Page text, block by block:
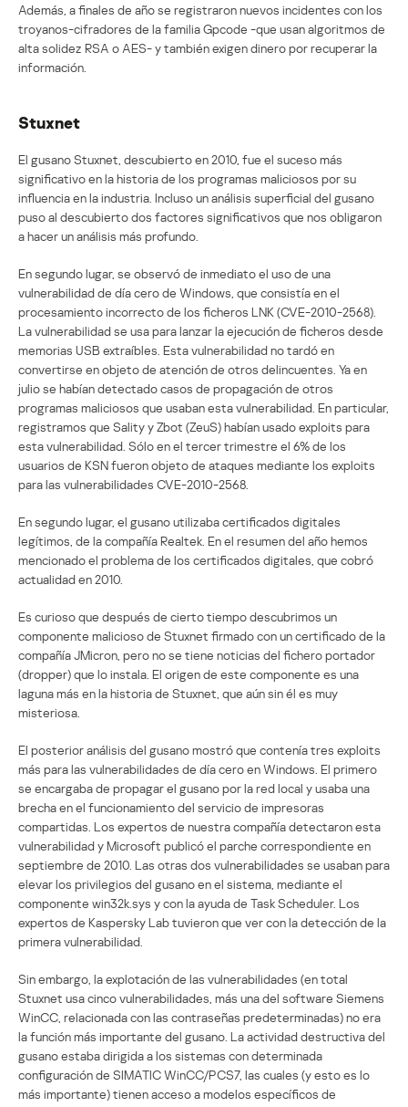
Además, a finales de año se registraron nuevos incidentes con los
troyanos-cifradores de la familia Gpcode -que usan algoritmos de
alta solidez RSA o AES- y también exigen dinero por recuperar la
información.
Stuxnet
El gusano Stuxnet, descubierto en 2010, fue el suceso más
significativo en la historia de los programas maliciosos por su
influencia en la industria. Incluso un análisis superficial del gusano
puso al descubierto dos factores significativos que nos obligaron
a hacer un análisis más profundo.
En segundo lugar, se observó de inmediato el uso de una
vulnerabilidad de día cero de Windows, que consistía en el
procesamiento incorrecto de los ficheros LNK (CVE-2010-2568).
La vulnerabilidad se usa para lanzar la ejecución de ficheros desde
memorias USB extraíbles. Esta vulnerabilidad no tardó en
convertirse en objeto de atención de otros delincuentes. Ya en
julio se habían detectado casos de propagación de otros
programas maliciosos que usaban esta vulnerabilidad. En particular,
registramos que Sality y Zbot (ZeuS) habían usado exploits para
esta vulnerabilidad. Sólo en el tercer trimestre el 6% de los
usuarios de KSN fueron objeto de ataques mediante los exploits
para las vulnerabilidades CVE-2010-2568.
En segundo lugar, el gusano utilizaba certificados digitales
legítimos, de la compañía Realtek. En el resumen del año hemos
mencionado el problema de los certificados digitales, que cobró
actualidad en 2010.
Es curioso que después de cierto tiempo descubrimos un
componente malicioso de Stuxnet firmado con un certificado de la
compañía JMicron, pero no se tiene noticias del fichero portador
(dropper) que lo instala. El origen de este componente es una
laguna más en la historia de Stuxnet, que aún sin él es muy
misteriosa.
El posterior análisis del gusano mostró que contenía tres exploits
más para las vulnerabilidades de día cero en Windows. El primero
se encargaba de propagar el gusano por la red local y usaba una
brecha en el funcionamiento del servicio de impresoras
compartidas. Los expertos de nuestra compañía detectaron esta
vulnerabilidad y Microsoft publicó el parche correspondiente en
septiembre de 2010. Las otras dos vulnerabilidades se usaban para
elevar los privilegios del gusano en el sistema, mediante el
componente win32k.sys y con la ayuda de Task Scheduler. Los
expertos de Kaspersky Lab tuvieron que ver con la detección de la
primera vulnerabilidad.
Sin embargo, la explotación de las vulnerabilidades (en total
Stuxnet usa cinco vulnerabilidades, más una del software Siemens
WinCC, relacionada con las contraseñas predeterminadas) no era
la función más importante del gusano. La actividad destructiva del
gusano estaba dirigida a los sistemas con determinada
configuración de SIMATIC WinCC/PCS7, las cuales (y esto es lo
más importante) tienen acceso a modelos específicos de